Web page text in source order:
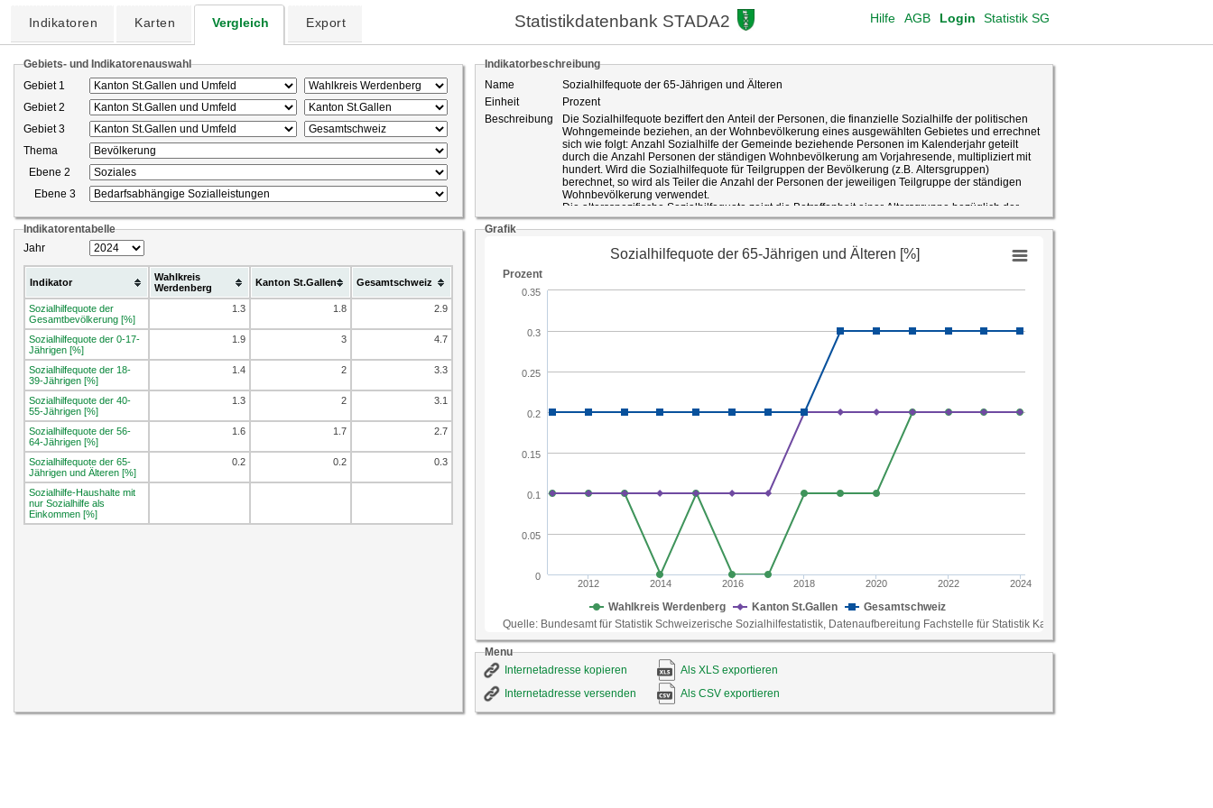
Indikatoren Karten Vergleich Export Statistikdatenbank STADA2 Login Statistik SG
AGB
Hilfe
Gebiets- und Indikatorenauswahl
Gebiet 1
Gebiet 2
Gebiet 3
Thema
Ebene 2
Ebene 3
Indikatorentabelle
Jahr
Indikator
Wahlkreis
Werdenberg
Kanton St.Gallen Gesamtschweiz
Sozialhilfequote der
Gesamtbevölkerung [%]
1.3 1.8 2.9
Sozialhilfequote der 0-17-
Jährigen [%]
1.9 3 4.7
Sozialhilfequote der 18-
39-Jährigen [%]
1.4 2 3.3
Sozialhilfequote der 40-
55-Jährigen [%]
1.3 2 3.1
Sozialhilfequote der 56-
64-Jährigen [%]
1.6 1.7 2.7
Sozialhilfequote der 65-
Jährigen und Älteren [%]
0.2 0.2 0.3
Sozialhilfe-Haushalte mit
nur Sozialhilfe als
Einkommen [%]
Indikatorbeschreibung
Name
Sozialhilfequote der 65-Jährigen und Älteren
Einheit
Prozent
Beschreibung
Die Sozialhilfequote beziffert den Anteil der Personen, die finanzielle Sozialhilfe der politischen
Wohngemeinde beziehen, an der Wohnbevölkerung eines ausgewählten Gebietes und errechnet
sich wie folgt: Anzahl Sozialhilfe der Gemeinde beziehende Personen im Kalenderjahr geteilt
durch die Anzahl Personen der ständigen Wohnbevölkerung am Vorjahresende, multipliziert mit
hundert. Wird die Sozialhilfequote für Teilgruppen der Bevölkerung (z.B. Altersgruppen)
berechnet, so wird als Teiler die Anzahl der Personen der jeweiligen Teilgruppe der ständigen
Wohnbevölkerung verwendet.
Die altersspezifische Sozialhilfequote zeigt die Betroffenheit einer Altersgruppe bezüglich der
bekämpften Armut.
Bundesamt für Statistik Schweizerische Sozialhilfestatistik, Datenaufbereitung Fachstelle für
Grafik
Menu
Internetadresse kopieren
Als XLS exportieren
Internetadresse versenden
Als CSV exportieren